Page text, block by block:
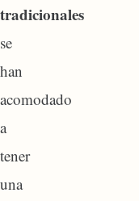
tradicionales
se
han
acomodado
a
tener
una